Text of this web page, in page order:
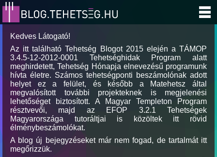
Kedves Látogató!
Az itt található Tehetség Blogot 2015 elején a TÁMOP
3.4.5-12-2012-0001 Tehetséghidak Program alatt
meghirdetett, Tehetség Hónapja elnevezésű programunk
hívta életre. Számos tehetségponti beszámolónak adott
helyet ez a felület, és később a Matehetsz által
megvalósított további projekteknek is megjelenési
lehetőséget biztosított. A Magyar Templeton Program
résztvevői, majd az EFOP 3.2.1 Tehetségek
Magyarországa tutoráltjai is közöltek itt rövid
élménybeszámolókat.
A blog új bejegyzéseket már nem fogad, de tartalmát itt
megőrizzük.